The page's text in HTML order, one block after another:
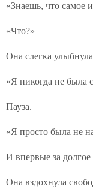
«Знаешь, что самое
«Что?»
Она слегка
«Я никогда не была
Пауза.
«Я просто была не
И впервые за
Она вздохнула